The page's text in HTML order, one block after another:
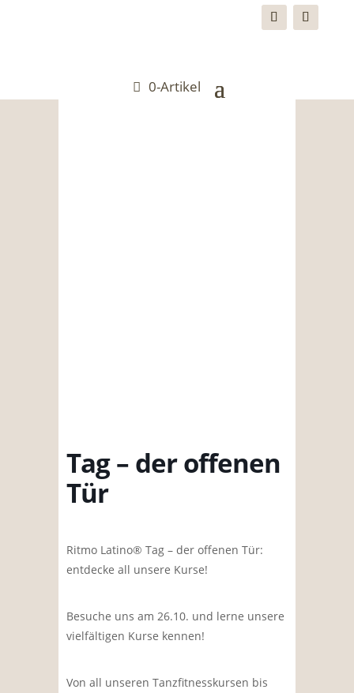
0-Artikel
Tag – der offenen
Tür
Ritmo Latino® Tag – der offenen Tür:
entdecke all unsere Kurse!
Besuche uns am 26.10. und lerne unsere
vielfältigen Kurse kennen!
Von all unseren Tanzfitnesskursen bis